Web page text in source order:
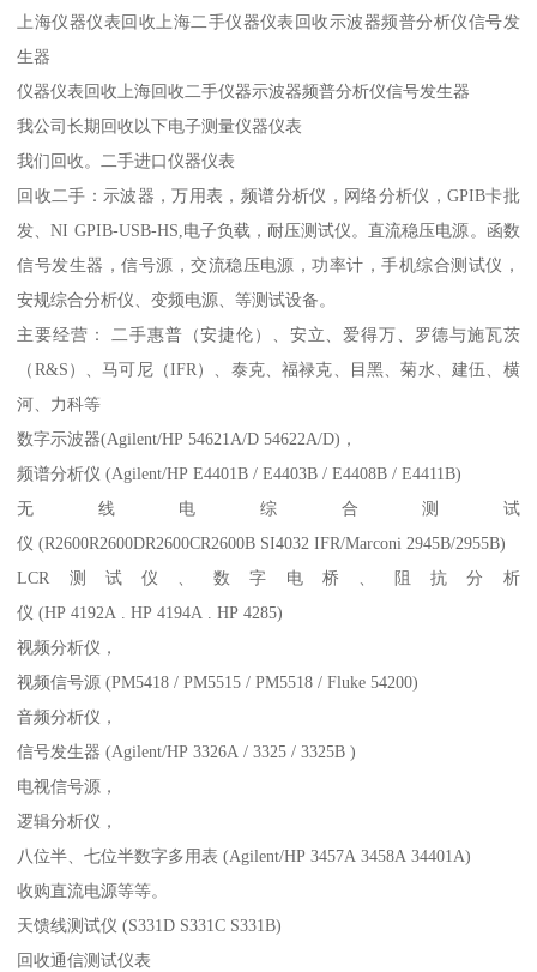
上海仪器仪表回收上海二手仪器仪表回收示波器频普分析仪信号发
生器
仪器仪表回收上海回收二手仪器示波器频普分析仪信号发生器
我公司长期回收以下电子测量仪器仪表
我们回收。二手进口仪器仪表
回收二手：示波器，万用表，频谱分析仪，网络分析仪，GPIB卡批
发、NI GPIB-USB-HS,电子负载，耐压测试仪。直流稳压电源。函数
信号发生器，信号源，交流稳压电源，功率计，手机综合测试仪，
安规综合分析仪、变频电源、等测试设备。
主要经营： 二手惠普（安捷伦）、安立、爱得万、罗德与施瓦茨
（R&S）、马可尼（IFR）、泰克、福禄克、目黑、菊水、建伍、横
河、力科等
数字示波器(Agilent/HP 54621A/D 54622A/D)，
频谱分析仪 (Agilent/HP E4401B / E4403B / E4408B / E4411B)
无线电综合测试
仪 (R2600R2600DR2600CR2600B SI4032 IFR/Marconi 2945B/2955B)
LCR测试仪、数字电桥、阻抗分析
仪 (HP 4192A . HP 4194A . HP 4285)
视频分析仪，
视频信号源 (PM5418 / PM5515 / PM5518 / Fluke 54200)
音频分析仪，
信号发生器 (Agilent/HP 3326A / 3325 / 3325B )
电视信号源，
逻辑分析仪，
八位半、七位半数字多用表 (Agilent/HP 3457A 3458A 34401A)
收购直流电源等等。
天馈线测试仪 (S331D S331C S331B)
回收通信测试仪表